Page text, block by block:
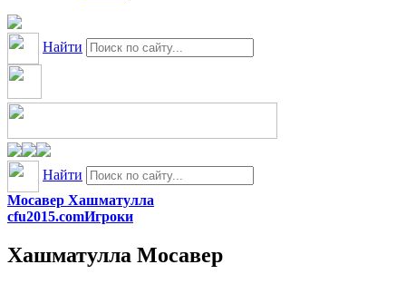
Найти
Найти
Мосавер Хашматулла
cfu2015.comИгроки
Хашматулла Мосавер